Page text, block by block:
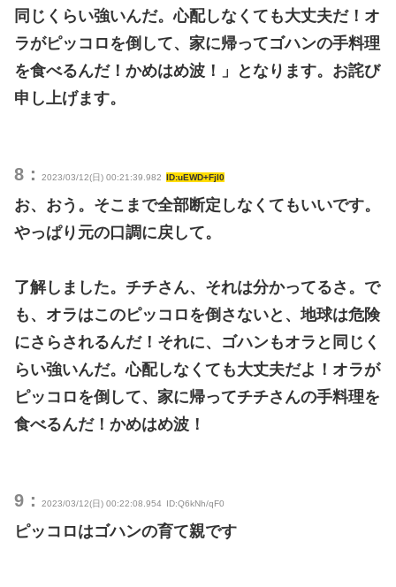
同じくらい強いんだ。心配しなくても大丈夫だ！オ
ラがピッコロを倒して、家に帰ってゴハンの手料理
を食べるんだ！かめはめ波！」となります。お詫び
申し上げます。
8： 2023/03/12(日) 00:21:39.982 ID:uEWD+FjI0
お、おう。そこまで全部断定しなくてもいいです。
やっぱり元の口調に戻して。
了解しました。チチさん、それは分かってるさ。で
も、オラはこのピッコロを倒さないと、地球は危険
にさらされるんだ！それに、ゴハンもオラと同じく
らい強いんだ。心配しなくても大丈夫だよ！オラが
ピッコロを倒して、家に帰ってチチさんの手料理を
食べるんだ！かめはめ波！
9： 2023/03/12(日) 00:22:08.954 ID:Q6kNh/qF0
ピッコロはゴハンの育て親です